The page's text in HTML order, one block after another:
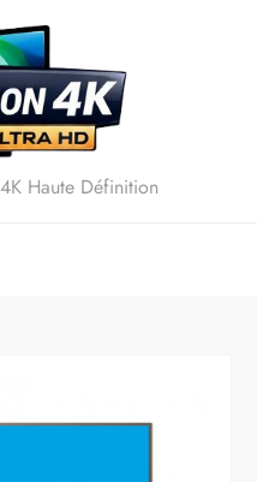
Haute Définition